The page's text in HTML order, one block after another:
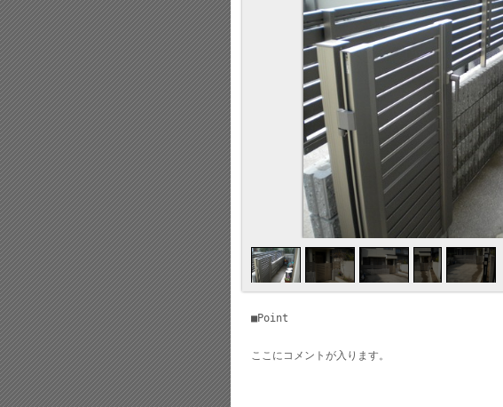
■Point
ここにコメントが入ります。